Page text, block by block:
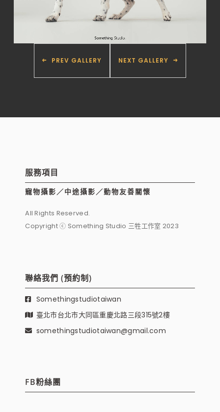
PREV GALLERY NEXT GALLERY
服務項目
寵物攝影／中途攝影／動物友善關懷
All Rights Reserved.
Copyright ⓒ Something Studio 三牲工作室 2023
聯絡我們 (預約制)
Somethingstudiotaiwan
臺北市台北市大同區重慶北路三段315號2樓
somethingstudiotaiwan@gmail.com
FB粉絲團